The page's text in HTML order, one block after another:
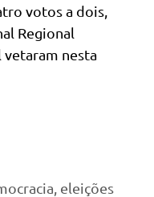
votos a dois,
Regional
nesta
eleições